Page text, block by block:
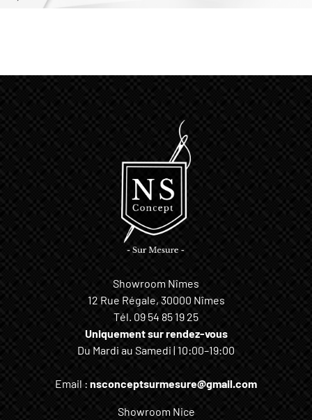
Showroom Nîmes
12 Rue Régale, 30000 Nîmes
Tél. 09 54 85 19 25
Uniquement sur rendez-vous
Du Mardi au Samedi | 10:00–19:00
Email : nsconceptsurmesure@gmail.com
Showroom Nice